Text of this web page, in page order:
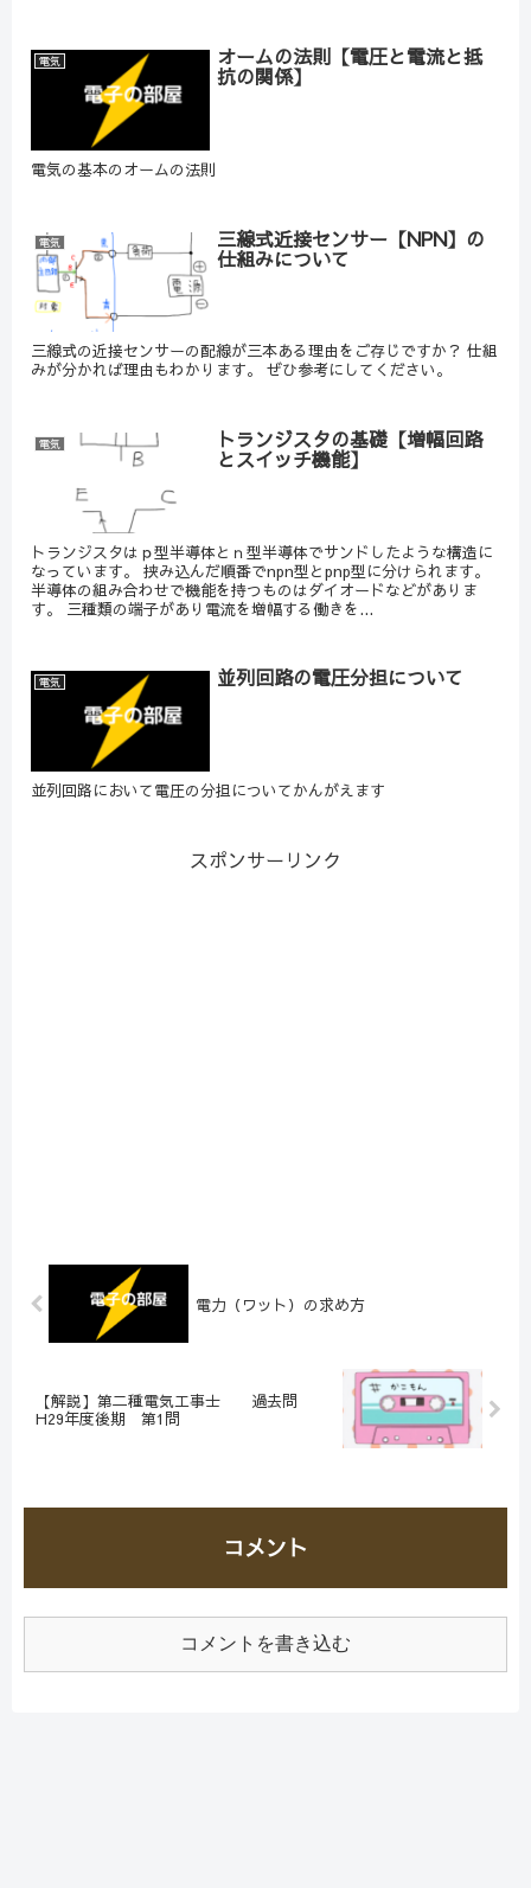
電気 オームの法則【電圧と電流と抵
抗の関係】
電気の基本のオームの法則
電気 三線式近接センサー【NPN】の
仕組みについて
三線式の近接センサーの配線が三本ある理由をご存じですか？ 仕組
みが分かれば理由もわかります。 ぜひ参考にしてください。
電気 トランジスタの基礎【増幅回路
とスイッチ機能】
トランジスタはｐ型半導体とｎ型半導体でサンドしたような構造に
なっています。 挟み込んだ順番でnpn型とpnp型に分けられます。
半導体の組み合わせで機能を持つものはダイオードなどがありま
す。 三種類の端子があり電流を増幅する働きを...
電気 並列回路の電圧分担について
並列回路において電圧の分担についてかんがえます
スポンサーリンク
電力（ワット）の求め方
【解説】第二種電気工事士 過去問
H29年度後期 第1問
コメント
コメントを書き込む